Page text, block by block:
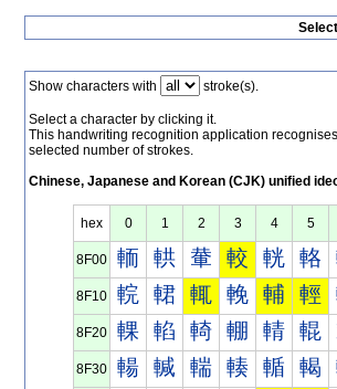
Show characters with stroke(s).
Select a character by clicking it.
This handwriting recognition application
selected number of strokes.
Chinese, Japanese and Korean (CJK) unified
hex 0 1 2 3 4 5
8F00 輀 輁 輂 較 輄 輅
8F10 輐 輑 輒 輓 輔 輕
8F20 輠 輡 輢 輣 輤 輥
8F30 輰 輱 輲 輳 輴 輵